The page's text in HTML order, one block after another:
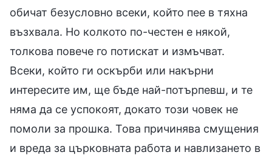
обичат безусловно всеки, който пее в тяхна
възхвала. Но колкото по-честен е някой,
толкова повече го потискат и измъчват.
Всеки, който ги оскърби или накърни
интересите им, ще бъде най-потърпевш, и те
няма да се успокоят, докато този човек не
помоли за прошка. Това причинява смущения
и вреда за църковната работа и навлизането в